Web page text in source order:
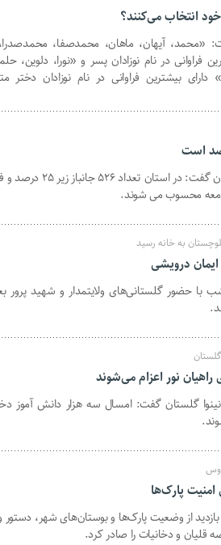
انتخاب می‌کنند؟
«محمد، آیهان، ماهان، محمدصفا،
فراوانی در نام نوزادان پسر و «نورا، دلوین،
دارای بیشترین فراوانی در نام نوزادان دختر
مدیرکل بنیاد شهید و امور ایثارگران گلستان
محسوب می شوند.
به خانه رسید
درویشی
حضور گلستانی‌های ولایتمدار و شهید پرور
گلستان گفت: امسال سه هزار دانش آموز
پارک‌ها
از وضعیت پارک‌ها و بوستان‌های شهر، دستور
قلیان و دخانیات را صادر کرد.